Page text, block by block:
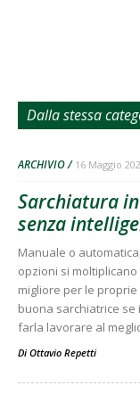
Dalla stessa
ARCHIVIO 16 Maggio
Sarchiatura
senza
Manuale o
opzioni si
migliore per le
buona sarchiatrice se
farla lavorare al
Di Ottavio Repetti